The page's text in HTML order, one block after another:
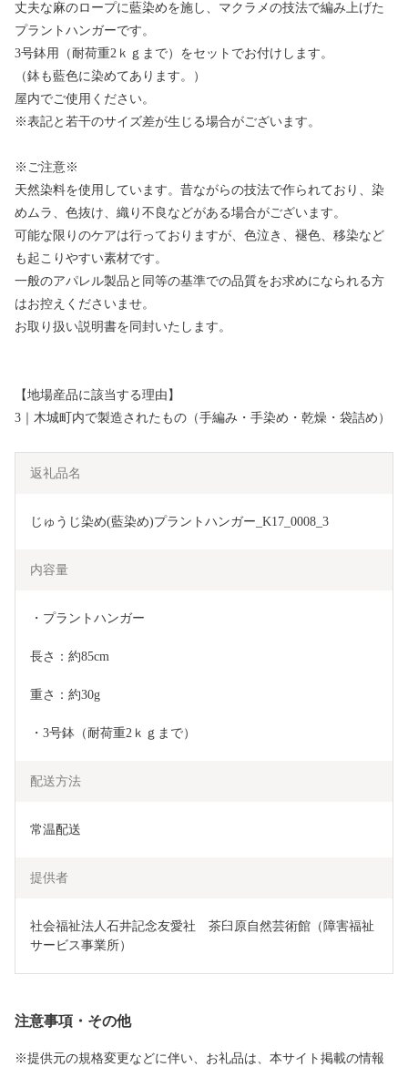
丈夫な麻のロープに藍染めを施し、マクラメの技法で編み上げた
プラントハンガーです。
3号鉢用（耐荷重2ｋｇまで）をセットでお付けします。
（鉢も藍色に染めてあります。）
屋内でご使用ください。
※表記と若干のサイズ差が生じる場合がございます。
※ご注意※
天然染料を使用しています。昔ながらの技法で作られており、染
めムラ、色抜け、織り不良などがある場合がございます。
可能な限りのケアは行っておりますが、色泣き、褪色、移染など
も起こりやすい素材です。
一般のアパレル製品と同等の基準での品質をお求めになられる方
はお控えくださいませ。
お取り扱い説明書を同封いたします。
【地場産品に該当する理由】
3｜木城町内で製造されたもの（手編み・手染め・乾燥・袋詰め）
返礼品名
じゅうじ染め(藍染め)プラントハンガー_K17_0008_3
内容量
・プラントハンガー
長さ：約85cm
重さ：約30g
・3号鉢（耐荷重2ｋｇまで）
配送方法
常温配送
提供者
社会福祉法人石井記念友愛社　茶臼原自然芸術館（障害福祉
サービス事業所）
注意事項・その他
※提供元の規格変更などに伴い、お礼品は、本サイト掲載の情報